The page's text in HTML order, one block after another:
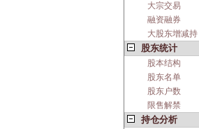
大宗交易
融资融券
大股东增减持
股东统计
股本结构
股东名单
股东户数
限售解禁
持仓分析